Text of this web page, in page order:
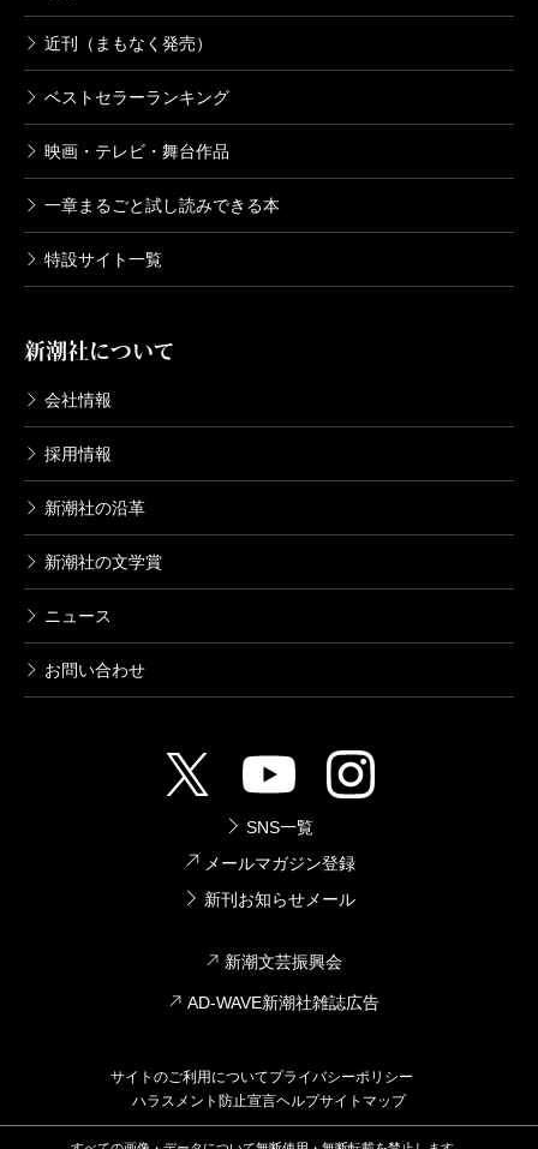
近刊（まもなく発売）
ベストセラーランキング
映画・テレビ・舞台作品
一章まるごと試し読みできる本
特設サイト一覧
新潮社について
会社情報
採用情報
新潮社の沿革
新潮社の文学賞
ニュース
お問い合わせ
SNS一覧
メールマガジン登録
新刊お知らせメール
新潮文芸振興会
AD-WAVE新潮社雑誌広告
サイトのご利用についてプライバシーポリシー
ハラスメント防止宣言ヘルプサイトマップ